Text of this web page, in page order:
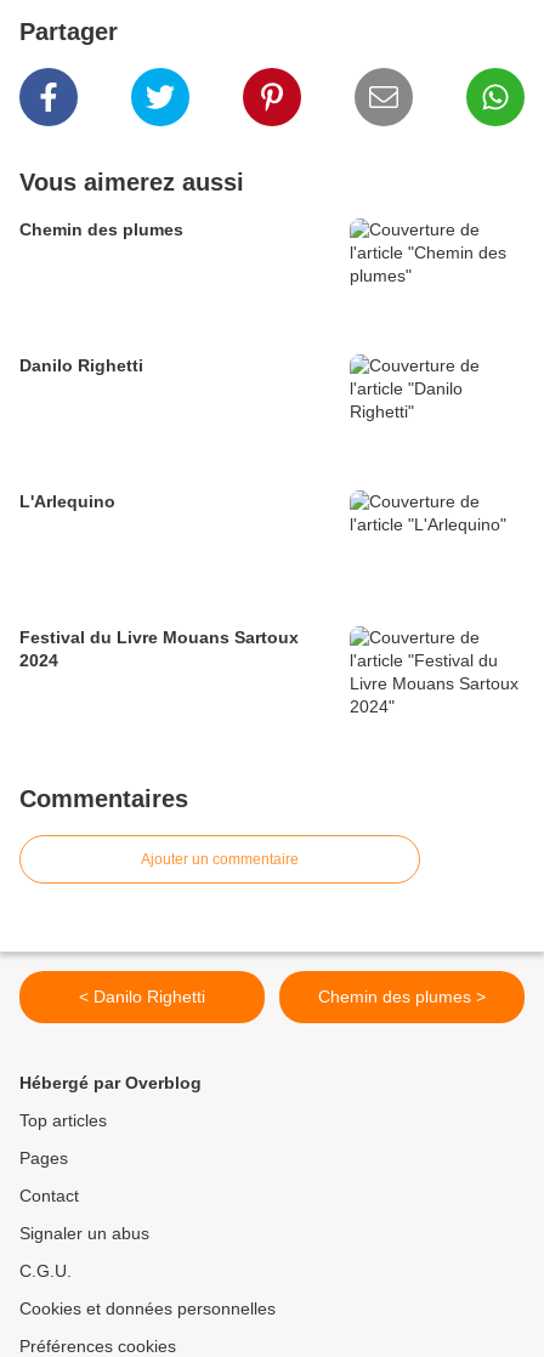
Partager
Vous aimerez aussi
Chemin des plumes
Danilo Righetti
L'Arlequino
Festival du Livre Mouans Sartoux
2024
Commentaires
Ajouter un commentaire
< Danilo Righetti Chemin des plumes >
Hébergé par Overblog
Top articles
Pages
Contact
Signaler un abus
C.G.U.
Cookies et données personnelles
Préférences cookies